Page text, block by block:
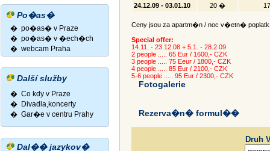
Po�as�
� po�as� v Praze
� po�as� v �ech�ch
� webcam Praha
Další služby
� Co kdy v Praze
� Divadla,koncerty
� Gar�e v centru Prahy
Dal�� jazykov�
24.12.09 - 03.01.10
20 �
Ceny jsou za apartm�n / noc v�etn�
Special offer:
14.11. - 23.12.08 + 5.1. - 28.2.09
2 people ..... 65 Eur / 1600,- CZK
3 people ..... 75 Eeur / 1800,- CZK
4 people ..... 85 Eur / 2100,- CZK
5-6 people ..... 95 Eur / 2300,- CZK
Fotogalerie
Rezerva�n� formul��
Druh